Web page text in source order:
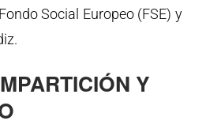
Social Europeo (FSE) y
Y